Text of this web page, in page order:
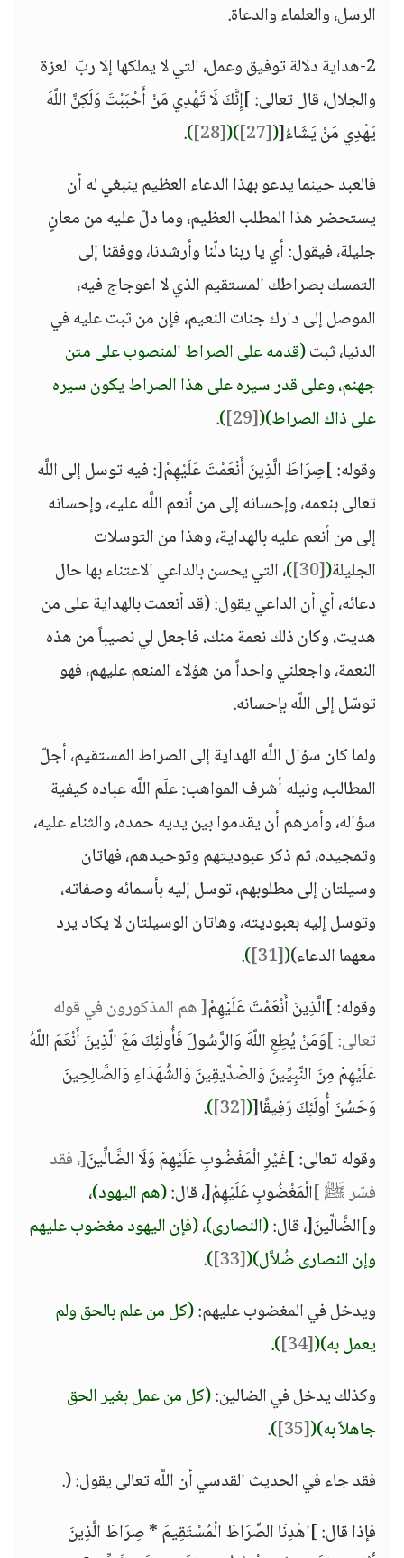
الرسل، والعلماء والدعاة.
2-هداية دلالة توفيق وعمل، التي لا يملكها إلا ربّ العزة
والجلال، قال تعالى: ]إِنَّكَ لَا تَهْدِي مَنْ أَحْبَبْتَ وَلَكِنَّ اللَّهَ
يَهْدِي مَنْ يَشَاءُ[(
[27]
)
(
[28]
)
.
فالعبد حينما يدعو بهذا الدعاء العظيم ينبغي له أن
يستحضر هذا المطلب العظيم، وما دلّ عليه من معانٍ
جليلة، فيقول: أي يا ربنا دلّنا وأرشدنا، ووفقنا إلى
التمسك بصراطك المستقيم الذي لا اعوجاج فيه،
الموصل إلى دارك جنات النعيم، فإن من ثبت عليه في
الدنيا، ثبت(قدمه على الصراط المنصوب على متن
جهنم، وعلى قدر سيره على هذا الصراط يكون سيره
على ذاك الصراط)(
[29]
)
.
وقوله: ]صِرَاطَ الَّذِينَ أَنْعَمْتَ عَلَيْهِمْ[: فيه توسل إلى اللَّه
تعالى بنعمه، وإحسانه إلى من أنعم اللَّه عليه، وإحسانه
إلى من أنعم عليه بالهداية، وهذا من التوسلات
الجليلة(
[30]
)، التي يحسن بالداعي الاعتناء بها حال
دعائه، أي أن الداعي يقول: (قد أنعمت بالهداية على من
هديت، وكان ذلك نعمة منك، فاجعل لي نصيباً من هذه
النعمة، واجعلني واحداً من هؤلاء المنعم عليهم، فهو
توسّل إلى اللَّه بإحسانه.
ولما كان سؤال اللَّه الهداية إلى الصراط المستقيم، أجلّ
المطالب، ونيله أشرف المواهب: علّم اللَّه عباده كيفية
سؤاله، وأمرهم أن يقدموا بين يديه حمده، والثناء عليه،
وتمجيده، ثم ذكر عبوديتهم وتوحيدهم، فهاتان
وسيلتان إلى مطلوبهم، توسل إليه بأسمائه وصفاته،
وتوسل إليه بعبوديته، وهاتان الوسيلتان لا يكاد يرد
معهما الدعاء)(
[31]
)
.
وقوله: ]الَّذِينَ أَنْعَمْتَ عَلَيْهِمْ[ هم المذكورون في قوله
تعالى: ]وَمَنْ يُطِعِ اللَّهَ وَالرَّسُولَ فَأُولَئِكَ مَعَ الَّذِينَ أَنْعَمَ اللَّهُ
عَلَيْهِمْ مِنَ النَّبِيِّينَ وَالصِّدِّيقِينَ وَالشُّهَدَاءِ وَالصَّالِحِينَ
وَحَسُنَ أُولَئِكَ رَفِيقًا[(
[32]
)
.
وقوله تعالى: ]غَيْرِ الْمَغْضُوبِ عَلَيْهِمْ وَلَا الضَّالِّينَ[، فقد
فسّر ﷺ ]الْمَغْضُوبِ عَلَيْهِمْ[، قال:(هم اليهود)،
و]الضَّالِّينَ[، قال:(النصارى)،(فإن اليهود مغضوب عليهم
وإن النصارى ضُلاَّل)(
[33]
)
.
ويدخل في المغضوب عليهم:(كل من علم بالحق ولم
يعمل به)(
[34]
)
.
وكذلك يدخل في الضالين:(كل من عمل بغير الحق
جاهلاً به)(
[35]
)
.
فقد جاء في الحديث القدسي أن اللَّه تعالى يقول: (.
فإذا قال: ]اهْدِنَا الصِّرَاطَ الْمُسْتَقِيمَ * صِرَاطَ الَّذِينَ